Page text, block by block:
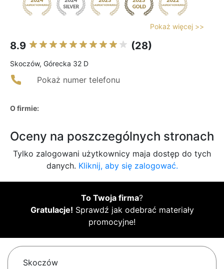
Pokaż więcej >>
8.9 (28)
Skoczów, Górecka 32 D
Pokaż numer telefonu
O firmie:
Oceny na poszczególnych stronach
Tylko zalogowani użytkownicy maja dostęp do tych
danych. Kliknij, aby się zalogować.
To Twoja firma?
Gratulacje! Sprawdź jak odebrać materiały
promocyjne!
Skoczów